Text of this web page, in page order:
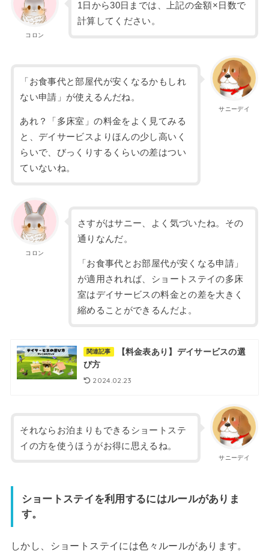
コロン
1日から30日までは、上記の金額×日数で
計算してください。
サニーデイ
「お食事代と部屋代が安くなるかもしれ
ない申請」が使えるんだね。
あれ？「多床室」の料金をよく見てみる
と、デイサービスよりほんの少し高いく
らいで、びっくりするくらいの差はつい
ていないね。
コロン
さすがはサニー、よく気づいたね。その
通りなんだ。
「お食事代とお部屋代が安くなる申請」
が適用されれば、ショートステイの多床
室はデイサービスの料金との差を大きく
縮めることができるんだよ。
関連記事
【料金表あり】デイサービスの選
び方
2024.02.23
サニーデイ
それならお泊まりもできるショートステ
イの方を使うほうがお得に思えるね。
ショートステイを利用するにはルールがありま
す。
しかし、ショートステイには色々ルールがあります。